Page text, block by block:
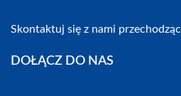
Skontaktuj się z nami
DOŁĄCZ DO NAS